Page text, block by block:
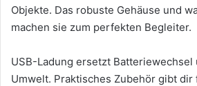
Objekte. Das robuste Gehäuse und
machen sie zum perfekten Begleiter.
USB-Ladung ersetzt Batteriewechsel
Umwelt. Praktisches Zubehör gibt